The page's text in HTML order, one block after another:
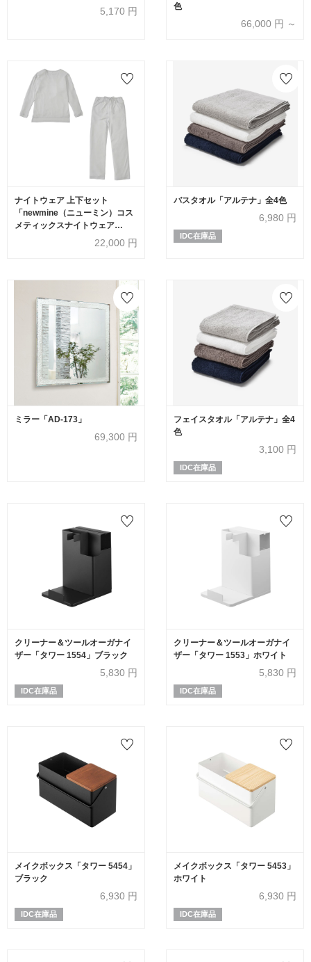
5,170 円
色
66,000 円 ～
ナイトウェア 上下セット
「newmine（ニューミン）コス
メティックスナイトウェア
NM4604」スムースボートネッ
22,000 円
バスタオル「アルテナ」全4色
6,980 円
IDC在庫品
ミラー「AD-173」
69,300 円
フェイスタオル「アルテナ」全4
色
3,100 円
IDC在庫品
クリーナー＆ツールオーガナイ
ザー「タワー 1554」ブラック
5,830 円
IDC在庫品
クリーナー＆ツールオーガナイ
ザー「タワー 1553」ホワイト
5,830 円
IDC在庫品
メイクボックス「タワー 5454」
ブラック
6,930 円
IDC在庫品
メイクボックス「タワー 5453」
ホワイト
6,930 円
IDC在庫品